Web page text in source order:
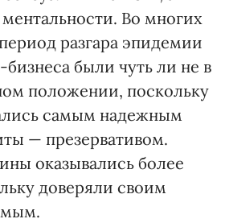
Во многих
разгара эпидемии
были чуть ли не в
положении, поскольку
самым надежным
— презервативом.
оказывались более
доверяли своим